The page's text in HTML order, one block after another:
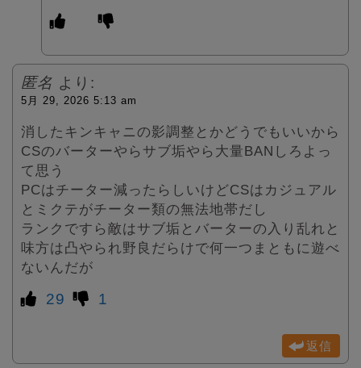
匿名 より:
5月 29, 2026 5:13 am
消したキンキャニの影調整とかどうでもいいから
CSのバーターやらサブ垢やら大量BANしろよっ
て思う
PCはチーター減ったらしいけどCSはカジュアル
とミクテがチーター類の無法地帯だし
ランクですら敵はサブ垢とバーターの入り乱れと
味方は凸やられ野良だらけで何一つまともに遊べ
ないんだが
29 1
返信